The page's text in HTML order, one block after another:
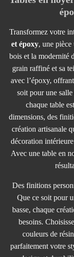
Transformez votre
et époxy, une
bois et la modernité
grain raffiné et sa
avec l’époxy,
soit pour une
chaque table
dimensions, des
création artisanale
décoration
Avec une table en
Des finitions
Que ce soit pour
basse, chaque
besoins.
couleurs de
parfaitement votre